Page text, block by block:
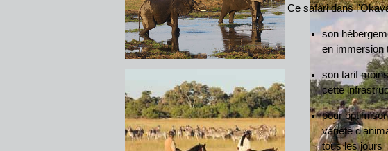
Ce safari dans
son
en immersion
son tarif
cette
pour
variété
tous les jours